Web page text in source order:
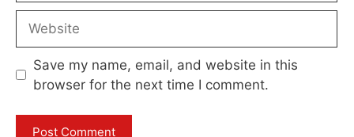
Save my name, email, and website in this
browser for the next time I comment.